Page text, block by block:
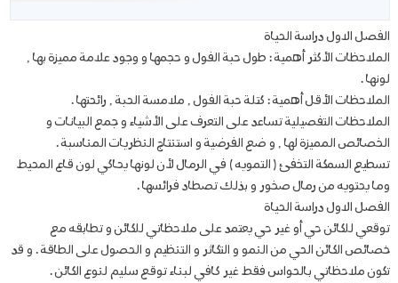
الفصل الاول دراسة الحياة
الملاحظات الأكثر أهمية : طول حبة الفول و حجمها و وجود علامة مميزة بها ,
لونها .
الملاحظات الأقل أهمية : كتلة حبة الفول , ملامسة الحبة , رائحتها .
الملاحظات التفصيلية تساعد على التعرف على الأشياء و جمع البيانات و
الخصائص المميزة لها , و ضع الفرضية و استنتاج النظريات المناسبة .
تسطيع السمكة التخفئ ( التمويه ) في الرمال لأن لونها يحاكي لون قاع المحيط
وما يحتويه من رمال صخور و بذلك تصطاد فرائسها .
الفصل الاول دراسة الحياة
توقعي للكائن حي أو غير حي يعتمد على ملاحظاتي للكائن و تطابقه مع
خصائص الكائن الحي من النمو و التكاثر و التنظيم و الحصول على الطاقة . و قد
تكون ملاحظاتي بالحواس فقط غير كافي لبناء توقع سليم لنوع الكائن .